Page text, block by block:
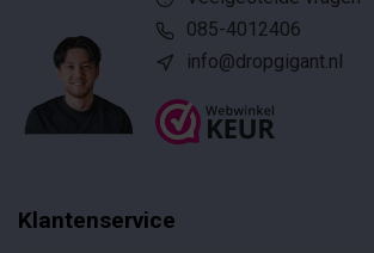
085-4012406
info@dropgigant.nl
Klantenservice